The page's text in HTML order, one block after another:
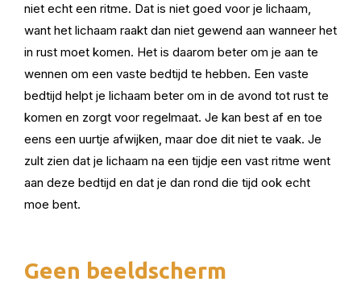
niet echt een ritme. Dat is niet goed voor je lichaam,
want het lichaam raakt dan niet gewend aan wanneer het
in rust moet komen. Het is daarom beter om je aan te
wennen om een vaste bedtijd te hebben. Een vaste
bedtijd helpt je lichaam beter om in de avond tot rust te
komen en zorgt voor regelmaat. Je kan best af en toe
eens een uurtje afwijken, maar doe dit niet te vaak. Je
zult zien dat je lichaam na een tijdje een vast ritme went
aan deze bedtijd en dat je dan rond die tijd ook echt
moe bent.
Geen beeldscherm